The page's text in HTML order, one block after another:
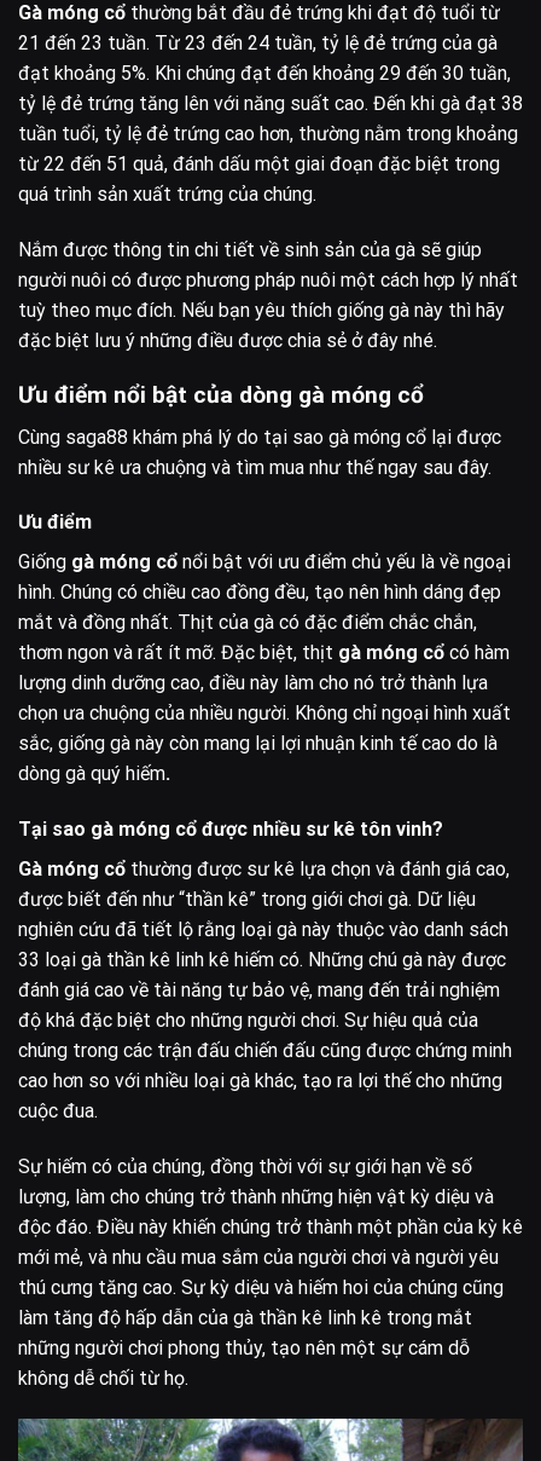
Gà móng cổ thường bắt đầu đẻ trứng khi đạt độ tuổi từ
21 đến 23 tuần. Từ 23 đến 24 tuần, tỷ lệ đẻ trứng của gà
đạt khoảng 5%. Khi chúng đạt đến khoảng 29 đến 30 tuần,
tỷ lệ đẻ trứng tăng lên với năng suất cao. Đến khi gà đạt 38
tuần tuổi, tỷ lệ đẻ trứng cao hơn, thường nằm trong khoảng
từ 22 đến 51 quả, đánh dấu một giai đoạn đặc biệt trong
quá trình sản xuất trứng của chúng.
Nắm được thông tin chi tiết về sinh sản của gà sẽ giúp
người nuôi có được phương pháp nuôi một cách hợp lý nhất
tuỳ theo mục đích. Nếu bạn yêu thích giống gà này thì hãy
đặc biệt lưu ý những điều được chia sẻ ở đây nhé.
Ưu điểm nổi bật của dòng gà móng cổ
Cùng saga88 khám phá lý do tại sao gà móng cổ lại được
nhiều sư kê ưa chuộng và tìm mua như thế ngay sau đây.
Ưu điểm
Giống gà móng cổ nổi bật với ưu điểm chủ yếu là về ngoại
hình. Chúng có chiều cao đồng đều, tạo nên hình dáng đẹp
mắt và đồng nhất. Thịt của gà có đặc điểm chắc chắn,
thơm ngon và rất ít mỡ. Đặc biệt, thịt gà móng cổ có hàm
lượng dinh dưỡng cao, điều này làm cho nó trở thành lựa
chọn ưa chuộng của nhiều người. Không chỉ ngoại hình xuất
sắc, giống gà này còn mang lại lợi nhuận kinh tế cao do là
dòng gà quý hiếm.
Tại sao gà móng cổ được nhiều sư kê tôn vinh?
Gà móng cổ thường được sư kê lựa chọn và đánh giá cao,
được biết đến như “thần kê” trong giới chơi gà. Dữ liệu
nghiên cứu đã tiết lộ rằng loại gà này thuộc vào danh sách
33 loại gà thần kê linh kê hiếm có. Những chú gà này được
đánh giá cao về tài năng tự bảo vệ, mang đến trải nghiệm
độ khá đặc biệt cho những người chơi. Sự hiệu quả của
chúng trong các trận đấu chiến đấu cũng được chứng minh
cao hơn so với nhiều loại gà khác, tạo ra lợi thế cho những
cuộc đua.
Sự hiếm có của chúng, đồng thời với sự giới hạn về số
lượng, làm cho chúng trở thành những hiện vật kỳ diệu và
độc đáo. Điều này khiến chúng trở thành một phần của kỳ kê
mới mẻ, và nhu cầu mua sắm của người chơi và người yêu
thú cưng tăng cao. Sự kỳ diệu và hiếm hoi của chúng cũng
làm tăng độ hấp dẫn của gà thần kê linh kê trong mắt
những người chơi phong thủy, tạo nên một sự cám dỗ
không dễ chối từ họ.